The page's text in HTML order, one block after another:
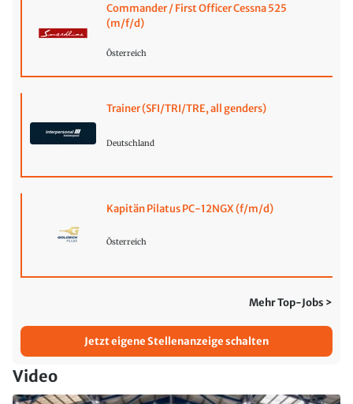
Commander / First Officer Cessna 525
(m/f/d)
Österreich
Trainer (SFI/TRI/TRE, all genders)
Deutschland
Kapitän Pilatus PC-12NGX (f/m/d)
Österreich
Mehr Top-Jobs >
Jetzt eigene Stellenanzeige schalten
Video